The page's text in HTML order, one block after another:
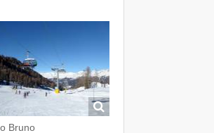
Bruno